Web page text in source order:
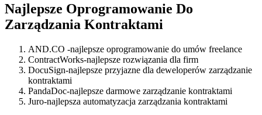
Najlepsze Oprogramowanie Do
Zarządzania Kontraktami
AND.CO -najlepsze oprogramowanie do umów freelance
ContractWorks-najlepsze rozwiązania dla firm
DocuSign-najlepsze przyjazne dla deweloperów zarządzanie
kontraktami
PandaDoc-najlepsze darmowe zarządzanie kontraktami
Juro-najlepsza automatyzacja zarządzania kontraktami